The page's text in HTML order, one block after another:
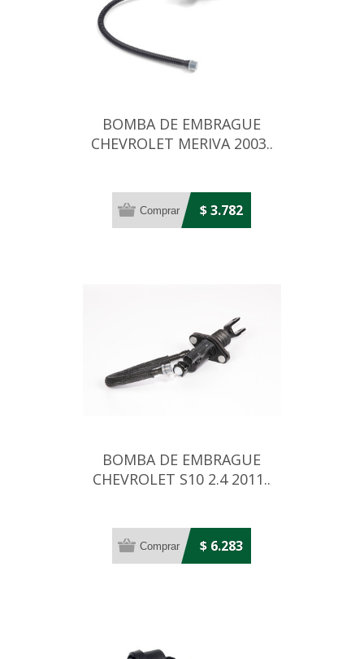
BOMBA DE EMBRAGUE
CHEVROLET MERIVA 2003..
$ 3.782
BOMBA DE EMBRAGUE
CHEVROLET S10 2.4 2011..
$ 6.283